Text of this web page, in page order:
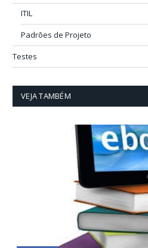
ITIL
Padrões de Projeto
Testes
VEJA TAMBÉM